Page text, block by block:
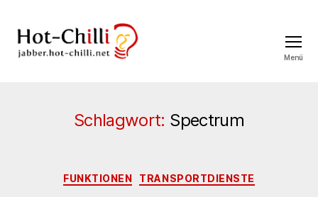
Menü
Schlagwort: Spectrum
Kategorien
FUNKTIONEN TRANSPORTDIENSTE